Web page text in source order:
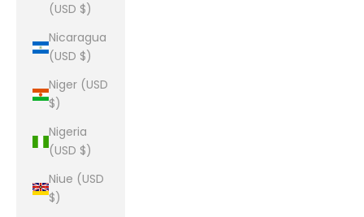
(USD $)
Nicaragua
(USD $)
Niger (USD
$)
Nigeria
(USD $)
Niue (USD
$)